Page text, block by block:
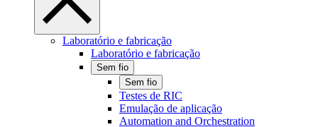
Laboratório e fabricação
Laboratório e fabricação
Sem fio
Sem fio
Testes de RIC
Emulação de aplicação
Automation and Orchestration